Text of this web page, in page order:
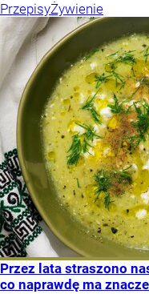
PrzepisyŻywienie
Przez lata straszono
co naprawdę ma